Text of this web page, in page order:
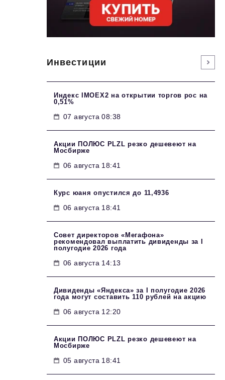
Инвестиции
Индекс IMOEX2 на открытии торгов рос на
0,51%
07 августа 08:38
Акции ПОЛЮС PLZL резко дешевеют на
Мосбирже
06 августа 18:41
Курс юаня опустился до 11,4936
06 августа 18:41
Совет директоров «Мегафона»
рекомендовал выплатить дивиденды за I
полугодие 2026 года
06 августа 14:13
Дивиденды «Яндекса» за I полугодие 2026
года могут составить 110 рублей на акцию
06 августа 12:20
Акции ПОЛЮС PLZL резко дешевеют на
Мосбирже
05 августа 18:41